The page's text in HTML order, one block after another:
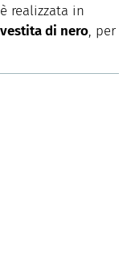
realizzata in
di nero, per